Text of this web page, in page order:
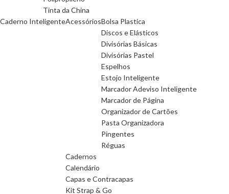
Tinta da China
Caderno InteligenteAcessóriosBolsa Plastica
Discos e Elásticos
Divisórias Básicas
Divisórias Pastel
Espelhos
Estojo Inteligente
Marcador Adeviso Inteligente
Marcador de Página
Organizador de Cartões
Pasta Organizadora
Pingentes
Réguas
Cadernos
Calendário
Capas e Contracapas
Kit Strap & Go